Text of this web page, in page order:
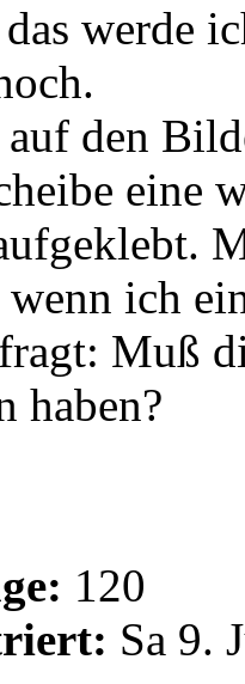
werde
den
eine
ich
Muß
haben?
120
Sa 9.